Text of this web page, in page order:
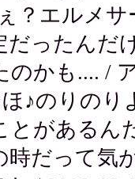
？エルメサ
だったんだ
かも.... /
♪のりのり
とがあるん
時だって気